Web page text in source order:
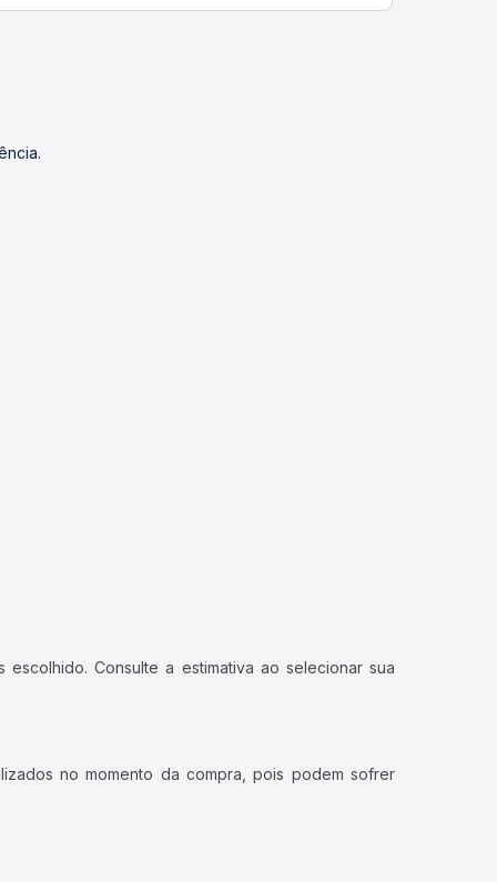
Consulte a estimativa ao selecionar sua
no momento da compra, pois podem sofrer